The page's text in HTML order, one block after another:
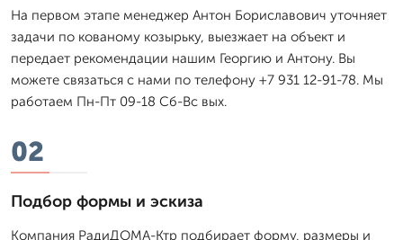
На первом этапе менеджер Антон Бориславович уточняет
задачи по кованому козырьку, выезжает на объект и
передает рекомендации нашим Георгию и Антону. Вы
можете связаться с нами по телефону +7 931 12-91-78. Мы
работаем Пн-Пт 09-18 Сб-Вс вых.
02
Подбор формы и эскиза
Компания РадиДОМА-Ктр подбирает форму, размеры и